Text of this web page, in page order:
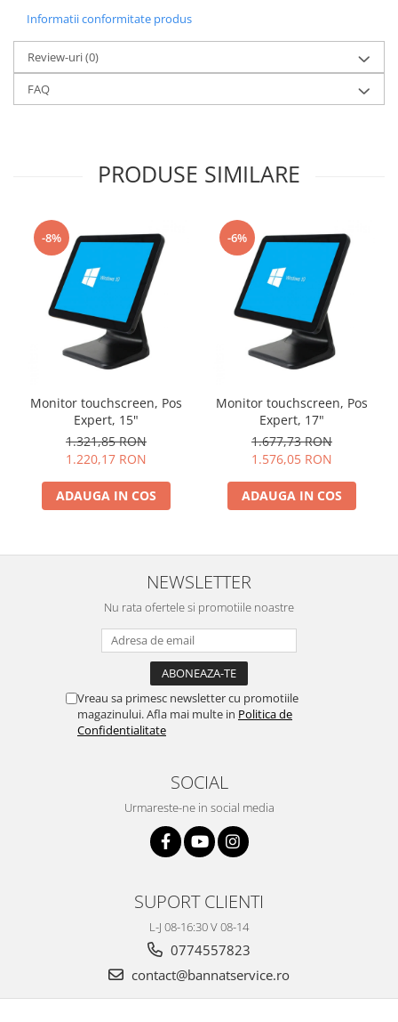
Informatii conformitate produs
Review-uri(0)
FAQ
PRODUSE SIMILARE
-8%
Monitor touchscreen, Pos
Expert, 15"
1.321,85 RON
1.220,17 RON
ADAUGA IN COS
-6%
Monitor touchscreen, Pos
Expert, 17"
1.677,73 RON
1.576,05 RON
ADAUGA IN COS
NEWSLETTER
Nu rata ofertele si promotiile noastre
Vreau sa primesc newsletter cu promotiile
magazinului. Afla mai multe in Politica de
Confidentialitate
SOCIAL
Urmareste-ne in social media
SUPORT CLIENTI
L-J 08-16:30 V 08-14
0774557823
contact@bannatservice.ro